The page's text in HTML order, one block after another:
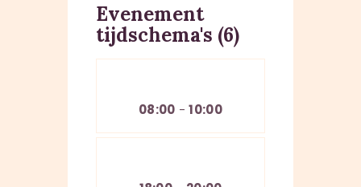
Evenement
tijdschema's (6)
08:00 -10:00